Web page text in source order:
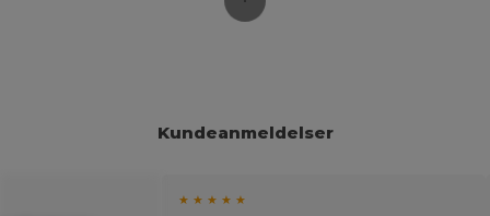
Kundeanmeldelser
★ ★ ★ ★ ★